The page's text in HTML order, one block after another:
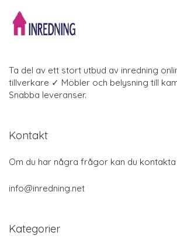
Ta del av ett stort utbud av inredning
tillverkare ✓ Möbler och belysning till
Snabba leveranser.
Kontakt
Om du har några frågor kan du
info@inredning.net
Kategorier